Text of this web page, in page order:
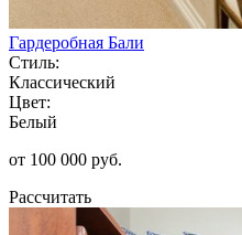
Гардеробная Бали
Стиль:
Классический
Цвет:
Белый
от 100 000 руб.
Рассчитать